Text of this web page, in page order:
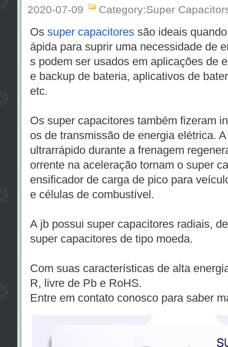
2020-07-09 Category:Super
Os super capacitoressão ideais
ápida para suprir uma necessidade de
s podem ser usados em aplicações de
e backup de bateria, aplicativos de
etc.
Os super capacitores também fizeram
os de transmissão de energia elétrica.
ultrarrápido durante a frenagem
orrente na aceleração tornam o super
ensificador de carga de pico para
e células de combustível.
A jb possui super capacitores radiais,
super capacitores de tipo moeda.
Com suas características de alta
R, livre de Pb e RoHS.
Entre em contato conosco para saber